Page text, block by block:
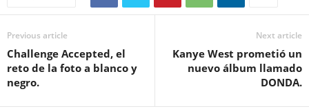
Previous article
Challenge Accepted, el
reto de la foto a blanco y
negro.
Next article
Kanye West prometió un
nuevo álbum llamado
DONDA.